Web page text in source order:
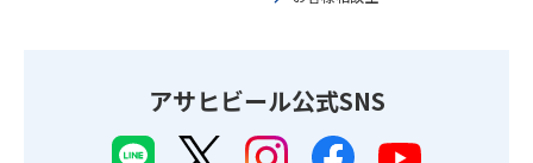
アサヒビール公式SNS